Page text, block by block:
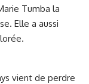
Tumba la
Elle a aussi
vient de perdre